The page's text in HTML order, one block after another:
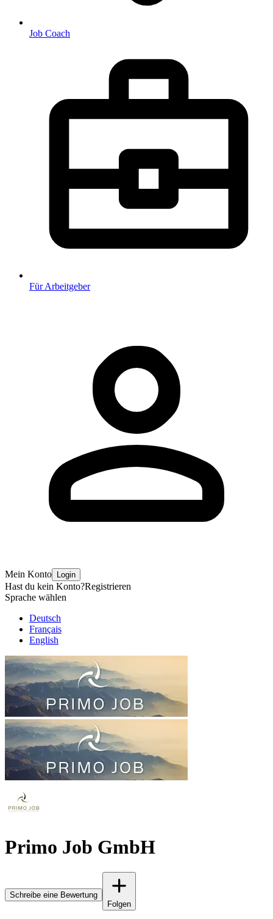
Job Coach
Für Arbeitgeber
Mein Konto Login
Hast du kein Konto?Registrieren
Sprache wählen
Deutsch
Français
English
Primo Job GmbH
Schreibe eine Bewertung
Folgen